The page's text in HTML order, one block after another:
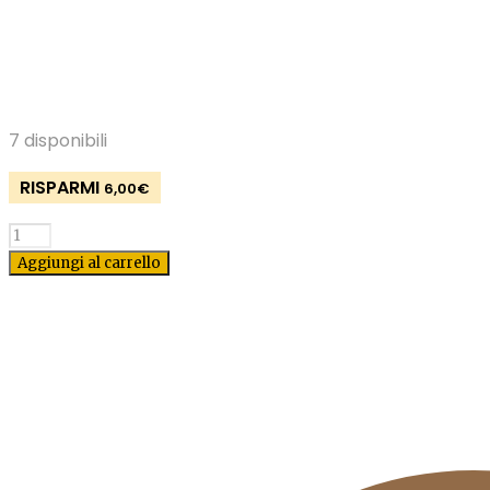
7 disponibili
RISPARMI 6,00€
Quantità
Aggiungi al carrello